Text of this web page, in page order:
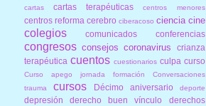
cartas cartas terapéuticas centros menores
centros reforma cerebro ciberacoso ciencia cine
colegios comunicados conferencias
congresos consejos coronavirus
crianza
terapéutica cuentos cuestionarios culpa curso
Curso apego jornada formación Conversaciones
trauma
cursos Décimo aniversario deporte
depresión derecho buen vínculo
derechos